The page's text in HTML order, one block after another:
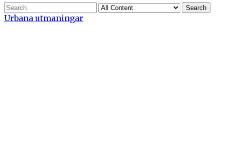
Search
Urbana utmaningar